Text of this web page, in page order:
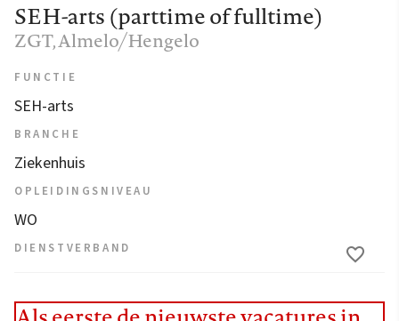
SEH-arts (parttime of fulltime)
ZGT, Almelo/Hengelo
FUNCTIE
SEH-arts
BRANCHE
Ziekenhuis
OPLEIDINGSNIVEAU
WO
DIENSTVERBAND